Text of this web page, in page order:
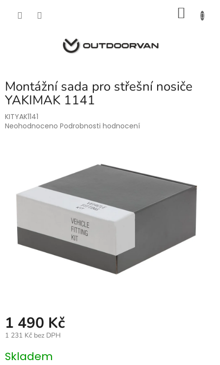
Montážní sada pro střešní nosiče
YAKIMAK 1141
KITYAK1141
Průměrné
hvězdiček.
Neohodnoceno Podrobnosti hodnocení
1 490 Kč
1 231 Kč bez DPH
cena:
Skladem